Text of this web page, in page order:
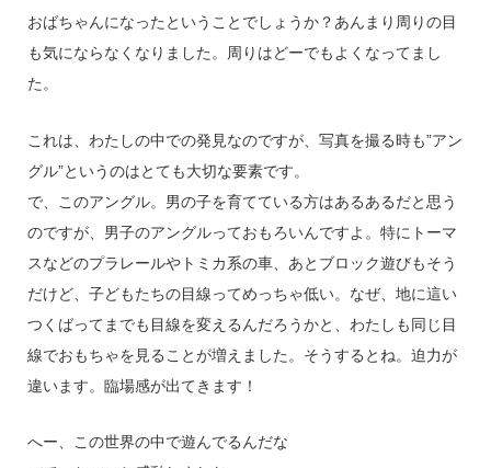
おばちゃんになったということでしょうか？あんまり周りの目
も気にならなくなりました。周りはどーでもよくなってまし
た。
これは、わたしの中での発見なのですが、写真を撮る時も”アン
グル”というのはとても大切な要素です。
で、このアングル。男の子を育てている方はあるあるだと思う
のですが、男子のアングルっておもろいんですよ。特にトーマ
スなどのプラレールやトミカ系の車、あとブロック遊びもそう
だけど、子どもたちの目線ってめっちゃ低い。なぜ、地に這い
つくばってまでも目線を変えるんだろうかと、わたしも同じ目
線でおもちゃを見ることが増えました。そうするとね。迫力が
違います。臨場感が出てきます！
へー、この世界の中で遊んでるんだな